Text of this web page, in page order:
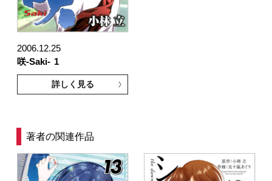
2006.12.25
咲-Saki- 1
詳しく見る
著者の関連作品